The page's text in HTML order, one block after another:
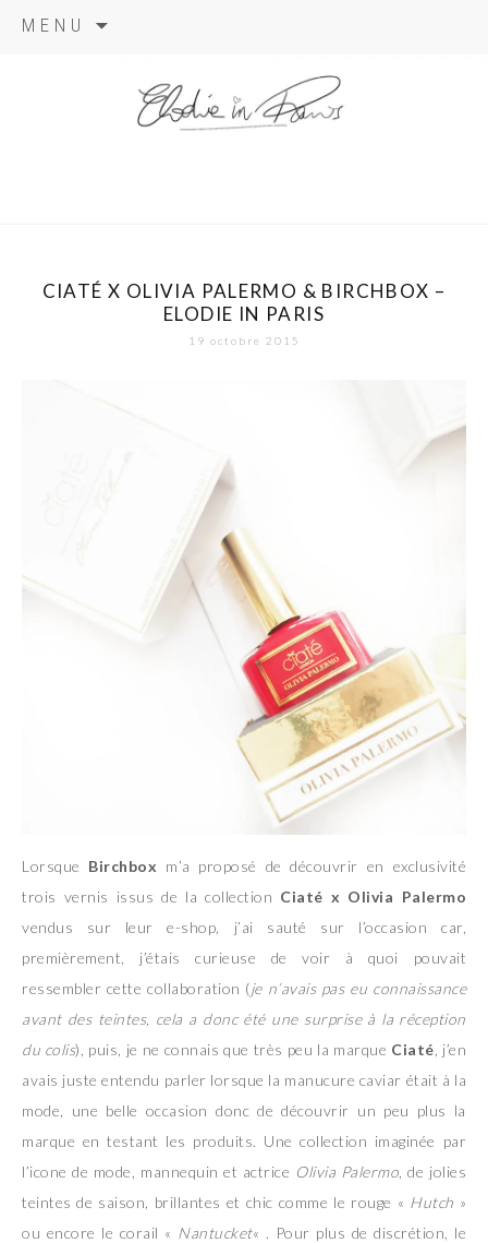
MENU
CIATÉ X OLIVIA PALERMO & BIRCHBOX –
ELODIE IN PARIS
19 octobre 2015
Lorsque Birchbox m’a proposé de découvrir en exclusivité
trois vernis issus de la collection Ciaté x Olivia Palermo
vendus sur leur e-shop, j’ai sauté sur l’occasion car,
premièrement, j’étais curieuse de voir à quoi pouvait
ressembler cette collaboration (je n’avais pas eu connaissance
avant des teintes, cela a donc été une surprise à la réception
du colis), puis, je ne connais que très peu la marque Ciaté , j’en
avais juste entendu parler lorsque la manucure caviar était à la
mode, une belle occasion donc de découvrir un peu plus la
marque en testant les produits. Une collection imaginée par
l’icone de mode, mannequin et actrice Olivia Palermo , de jolies
teintes de saison, brillantes et chic comme le rouge « Hutch »
ou encore le corail « Nantucket« . Pour plus de discrétion, le